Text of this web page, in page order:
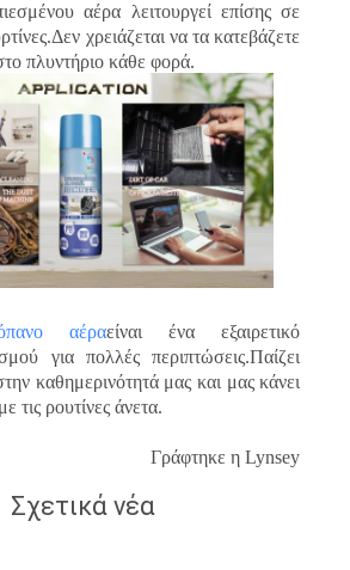
αέρα λειτουργεί επίσης σε
χρειάζεται να τα κατεβάζετε
πλυντήριο κάθε φορά.
αέραείναι ένα εξαιρετικό
για πολλές περιπτώσεις.Παίζει
καθημερινότητά μας και μας κάνει
τις ρουτίνες άνετα.
Γράφτηκε η Lynsey
Σχετικά νέα